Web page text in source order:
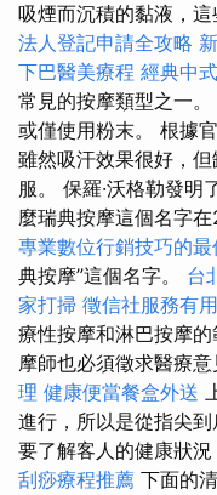
吸煙而沉積的黏液，
法人登記申請全攻略
下巴醫美療程 經典中
常見的按摩類型之一
或僅使用粉末。 根據
雖然吸汗效果很好，
服。 保羅·沃格勒發明
麼瑞典按摩這個名字
專業數位行銷技巧的
典按摩”這個名字。 台
家打掃 徵信社服務有
療性按摩和淋巴按摩的
摩師也必須徵求醫療意
理 健康便當餐盒外送
進行，所以是從指尖
要了解客人的健康狀況
刮痧療程推薦 下面的